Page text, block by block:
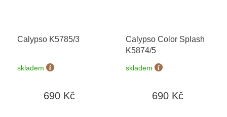
Calypso K5785/3
skladem
690 Kč
Calypso Color Splash
K5874/5
skladem
690 Kč